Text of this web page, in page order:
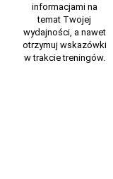
informacjami na
temat Twojej
wydajności, a nawet
otrzymuj wskazówki
w trakcie treningów.